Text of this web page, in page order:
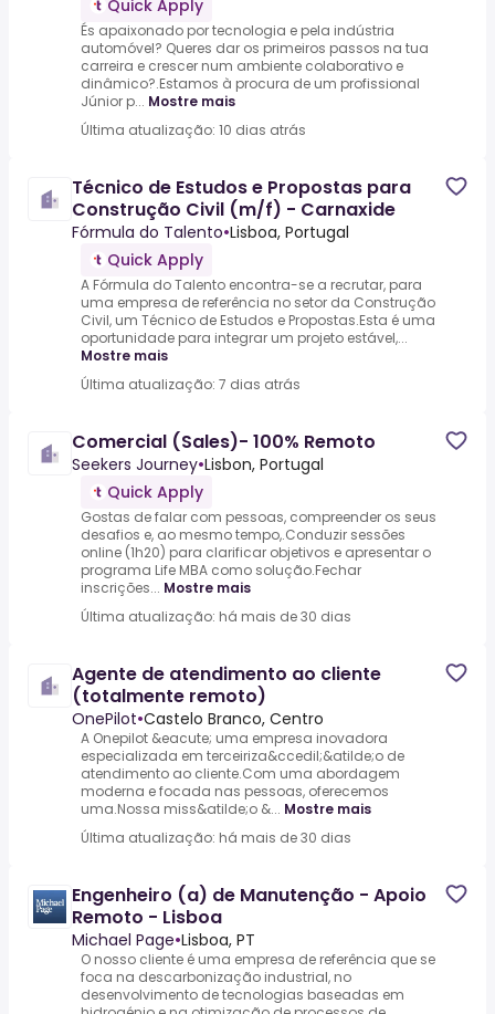
Quick Apply
És apaixonado por tecnologia e pela indústria
automóvel? Queres dar os primeiros passos na tua
carreira e crescer num ambiente colaborativo e
dinâmico?.Estamos à procura de um profissional
Júnior p... Mostre mais
Última atualização: 10 dias atrás
Técnico de Estudos e Propostas para
Construção Civil (m/f) - Carnaxide
Fórmula do Talento•Lisboa, Portugal
Quick Apply
A Fórmula do Talento encontra-se a recrutar, para
uma empresa de referência no setor da Construção
Civil, um Técnico de Estudos e Propostas.Esta é uma
oportunidade para integrar um projeto estável,...
Mostre mais
Última atualização: 7 dias atrás
Comercial (Sales)- 100% Remoto
Seekers Journey•Lisbon, Portugal
Quick Apply
Gostas de falar com pessoas, compreender os seus
desafios e, ao mesmo tempo,.Conduzir sessões
online (1h20) para clarificar objetivos e apresentar o
programa Life MBA como solução.Fechar
inscrições... Mostre mais
Última atualização: há mais de 30 dias
Agente de atendimento ao cliente
(totalmente remoto)
OnePilot•Castelo Branco, Centro
A Onepilot &eacute; uma empresa inovadora
especializada em terceiriza&ccedil;&atilde;o de
atendimento ao cliente.Com uma abordagem
moderna e focada nas pessoas, oferecemos
uma.Nossa miss&atilde;o &... Mostre mais
Última atualização: há mais de 30 dias
Engenheiro (a) de Manutenção - Apoio
Remoto - Lisboa
Michael Page•Lisboa, PT
O nosso cliente é uma empresa de referência que se
foca na descarbonização industrial, no
desenvolvimento de tecnologias baseadas em